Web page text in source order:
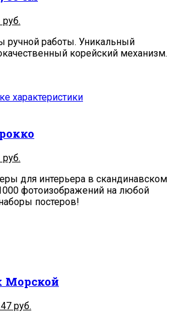
руб.
7,551
руб..
ручной работы. Уникальный
корейский механизм.
руб.
для интерьера в скандинавском
фотоизображений на любой
постеров!
руб.